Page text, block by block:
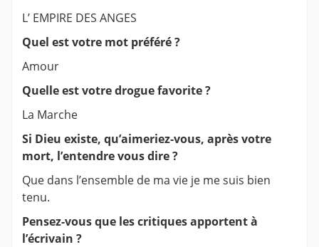
L’ EMPIRE DES ANGES
Quel est votre mot préféré ?
Amour
Quelle est votre drogue favorite ?
La Marche
Si Dieu existe, qu’aimeriez-vous, après votre
mort, l’entendre vous dire ?
Que dans l’ensemble de ma vie je me suis bien
tenu.
Pensez-vous que les critiques apportent à
l’écrivain ?